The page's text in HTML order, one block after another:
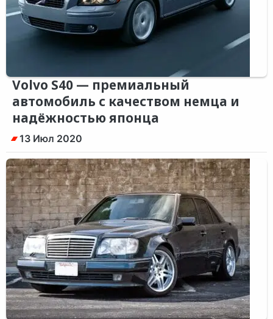
Volvo S40 — премиальный
автомобиль с качеством немца и
надёжностью японца
13 Июл 2020